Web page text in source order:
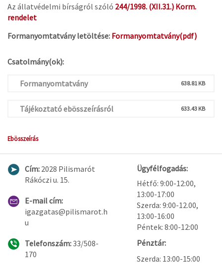
Az állatvédelmi bírságról szóló 244/1998. (XII.31.) Korm.
rendelet
Formanyomtatvány letöltése: Formanyomtatvány(pdf)
Csatolmány(ok):
Formanyomtatvány 638.81 KB
Tájékoztató ebösszeírásról 633.43 KB
Ebösszeírás
Cím: 2028 Pilismarót
Rákóczi u. 15.
E-mail cím:
igazgatas@pilismarot.h
u
Telefonszám:33/508-
170
Ügyfélfogadás:
Hétfő: 9:00-12:00,
13:00-17:00
Szerda: 9:00-12.00,
13:00-16:00
Péntek: 8:00-12:00
Pénztár:
Szerda: 13:00-15:00